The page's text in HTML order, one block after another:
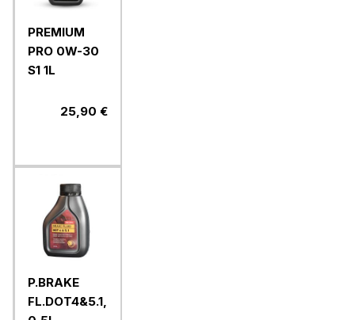
PREMIUM
PRO 0W-30
S1 1L
25,90 €
P.BRAKE
FL.DOT4&5.1,